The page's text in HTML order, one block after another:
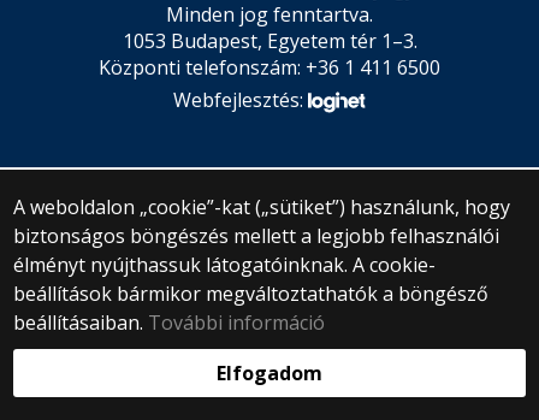
A weboldalon „cookie”-kat („sütiket”) használunk, hogy
biztonságos böngészés mellett a legjobb felhasználói
élményt nyújthassuk látogatóinknak. A cookie-
beállítások bármikor megváltoztathatók a böngésző
beállításaiban. További információ
Elfogadom
Minden jog fenntartva.
1053 Budapest, Egyetem tér 1–3.
Központi telefonszám: +36 1 411 6500
Webfejlesztés: